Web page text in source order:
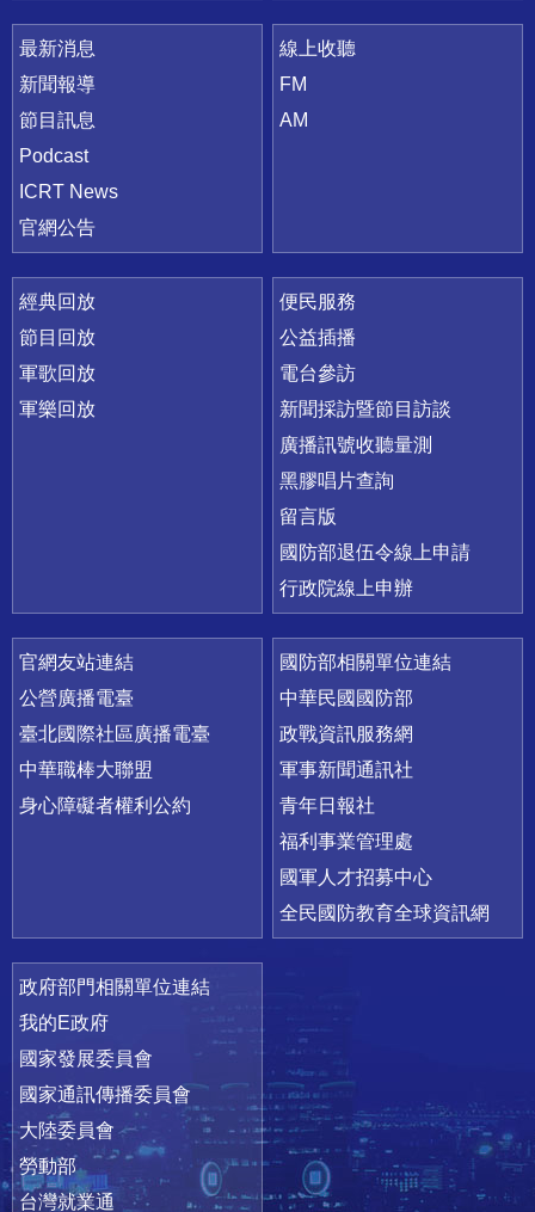
最新消息
新聞報導
節目訊息
Podcast
ICRT News
官網公告
線上收聽
FM
AM
經典回放
節目回放
軍歌回放
軍樂回放
便民服務
公益插播
電台參訪
新聞採訪暨節目訪談
廣播訊號收聽量測
黑膠唱片查詢
留言版
國防部退伍令線上申請
行政院線上申辦
官網友站連結
公營廣播電臺
臺北國際社區廣播電臺
中華職棒大聯盟
身心障礙者權利公約
國防部相關單位連結
中華民國國防部
政戰資訊服務網
軍事新聞通訊社
青年日報社
福利事業管理處
國軍人才招募中心
全民國防教育全球資訊網
政府部門相關單位連結
我的E政府
國家發展委員會
國家通訊傳播委員會
大陸委員會
勞動部
台灣就業通